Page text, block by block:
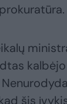
kalbėjo
šis